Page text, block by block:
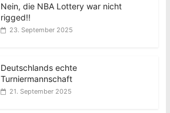
Nein, die NBA Lottery war nicht
rigged!!
23. September 2025
Deutschlands echte
Turniermannschaft
21. September 2025